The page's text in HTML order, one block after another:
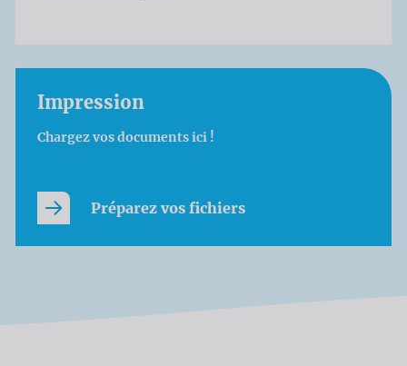
Impression
Chargez vos documents ici !
Préparez vos fichiers